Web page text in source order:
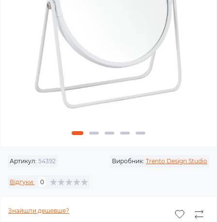
Артикул: 54392 Виробник: Trento Design Studio
Відгуки: 0
Знайшли дешевше?